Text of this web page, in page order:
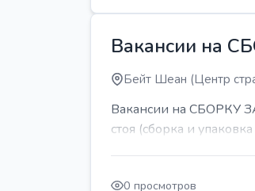
Вакансии на
Бейт Шеан (Центр
Вакансии на СБОРКУ
стоя (сборка и
0 просмотров